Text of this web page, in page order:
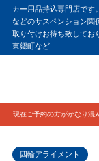
カー用品持込専門店です
などのサスペンション関
取り付けお待ち致してお
東郷町など
現在ご予約の方がかなり混
四輪アライメント